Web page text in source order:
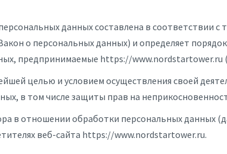
данных составлена в соответствии
о персональных данных) и определяет
предпринимаемые https://www.nordstartower.ru
целью и условием осуществления своей
в том числе защиты прав на
в отношении обработки персональных данных
веб-сайта https://www.nordstartower.ru.